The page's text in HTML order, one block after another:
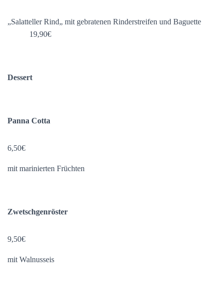
„Salatteller Rind„ mit gebratenen Rinderstreifen und Baguette
19,90€
Dessert
Panna Cotta
6,50€
mit marinierten Früchten
Zwetschgenröster
9,50€
mit Walnusseis